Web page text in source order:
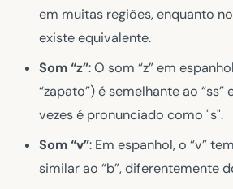
em muitas regiões, enquanto
existe equivalente.
Som “z”: O som “z” em
“zapato”) é semelhante ao “ss”
vezes é pronunciado como "s".
Som “v”: Em espanhol, o “v”
similar ao “b”, diferentemente